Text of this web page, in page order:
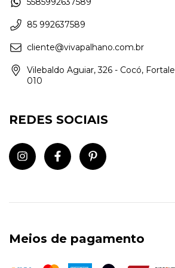
85 992637589
cliente@vivapalhano.com.br
Vilebaldo Aguiar, 326 - Cocó,
010
REDES SOCIAIS
Meios de pagamento